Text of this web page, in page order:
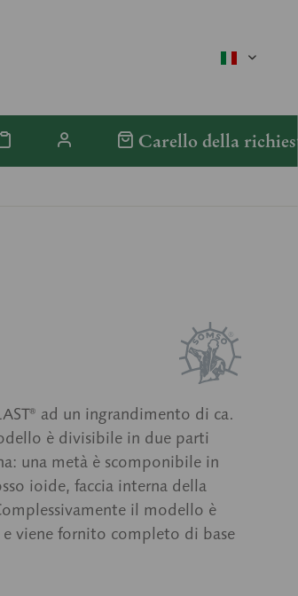
Carello della
ad un ingrandimento di ca.
è divisibile in due parti
una metà è scomponibile in
ioide, faccia interna della
il modello è
viene fornito completo di base